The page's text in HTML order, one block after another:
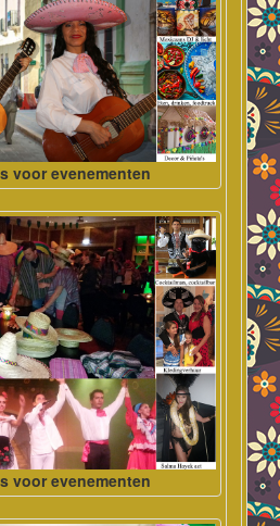
voor evenementen
voor evenementen